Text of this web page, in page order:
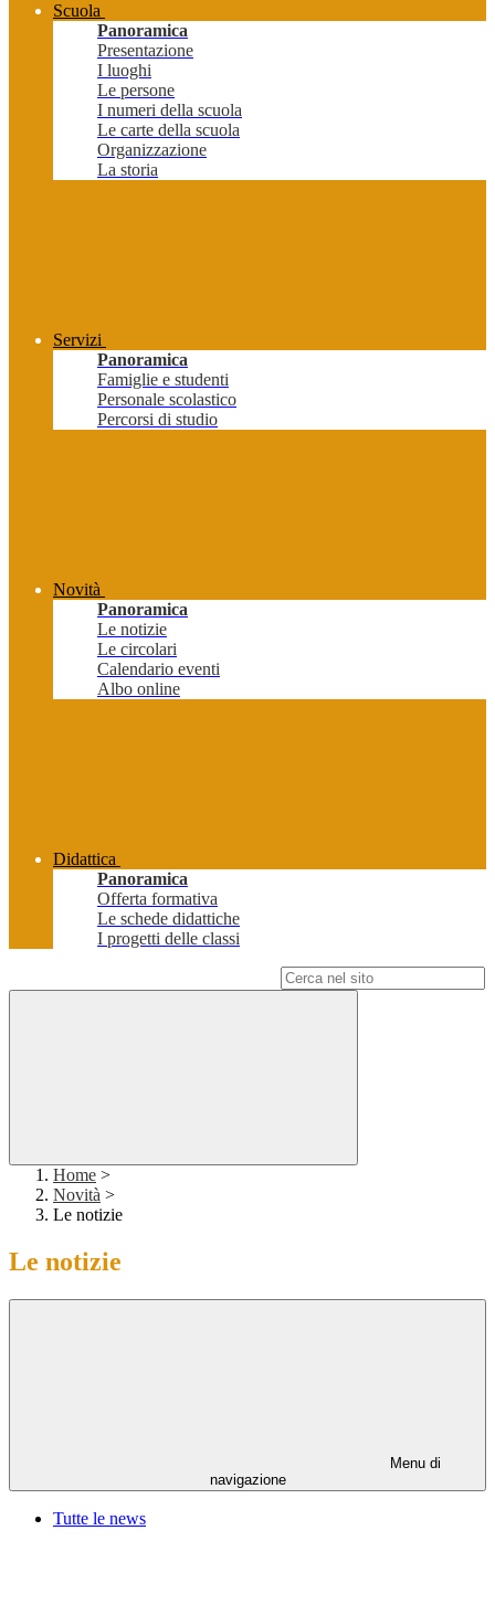
Scuola
Panoramica
Presentazione
I luoghi
Le persone
I numeri della scuola
Le carte della scuola
Organizzazione
La storia
Servizi
Panoramica
Famiglie e studenti
Personale scolastico
Percorsi di studio
Novità
Panoramica
Le notizie
Le circolari
Calendario eventi
Albo online
Didattica
Panoramica
Offerta formativa
Le schede didattiche
I progetti delle classi
Home >
Novità >
Le notizie
Le notizie
Menu di
navigazione
Tutte le news